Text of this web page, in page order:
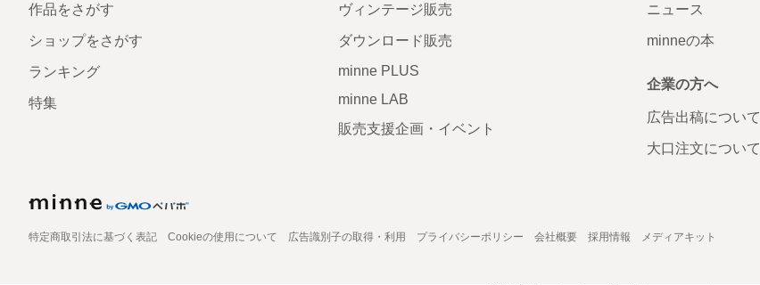
作品をさがす
ショップをさがす
ランキング
特集
ヴィンテージ販売
ダウンロード販売
minne PLUS
minne LAB
販売支援企画・イベント
ニュース
minneの本
企業の方へ
広告出稿について
大口注文について
特定商取引法に基づく表記 Cookieの使用について 広告識別子の取得・利用 プライバシーポリシー 会社概要 採用情報 メディアキット